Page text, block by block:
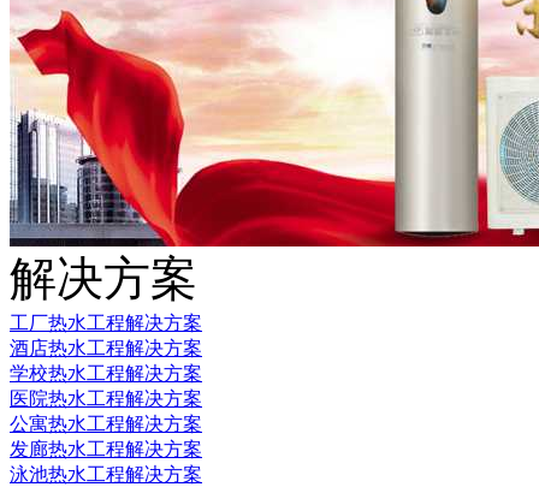
解决方案
工厂热水工程解决方案
酒店热水工程解决方案
学校热水工程解决方案
医院热水工程解决方案
公寓热水工程解决方案
发廊热水工程解决方案
泳池热水工程解决方案